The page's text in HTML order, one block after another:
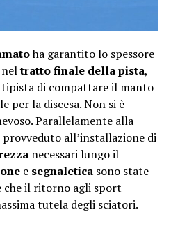
ha garantito lo spessore
neltratto finale della pista,
di compattare il manto
per la discesa. Non si è
Parallelamente alla
all’installazione di
necessari lungo il
e segnaleticasono state
che il ritorno agli sport
tutela degli sciatori.